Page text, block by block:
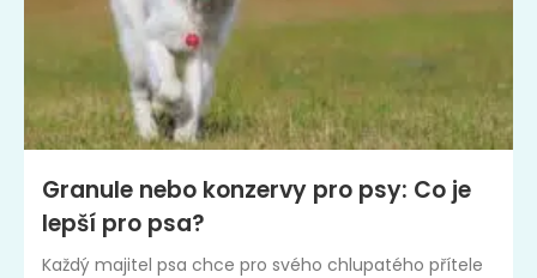
Granule nebo konzervy pro psy: Co je
lepší pro psa?
Každý majitel psa chce pro svého chlupatého přítele